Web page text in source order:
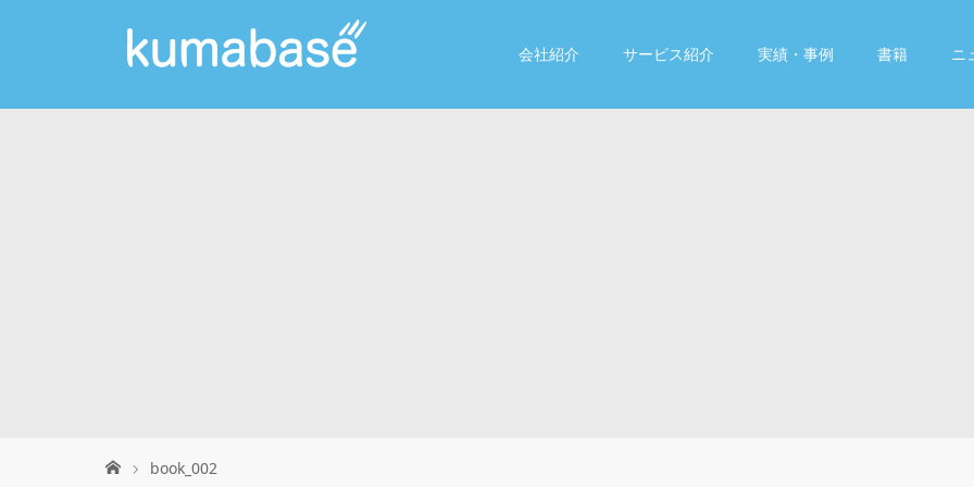
会社紹介 サービス紹介 実績・事例 書籍 ニ
book_002